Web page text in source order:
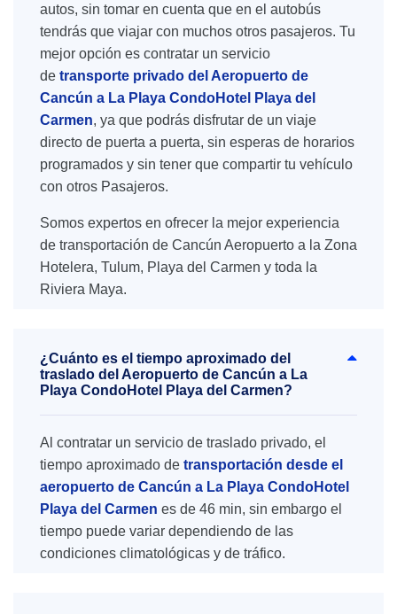
autos, sin tomar en cuenta que en el autobús
tendrás que viajar con muchos otros pasajeros. Tu
mejor opción es contratar un servicio
de transporte privado del Aeropuerto de
Cancún a La Playa CondoHotel Playa del
Carmen, ya que podrás disfrutar de un viaje
directo de puerta a puerta, sin esperas de horarios
programados y sin tener que compartir tu vehículo
con otros Pasajeros.
Somos expertos en ofrecer la mejor experiencia
de transportación de Cancún Aeropuerto a la Zona
Hotelera, Tulum, Playa del Carmen y toda la
Riviera Maya.
¿Cuánto es el tiempo aproximado del
traslado del Aeropuerto de Cancún a La
Playa CondoHotel Playa del Carmen?
Al contratar un servicio de traslado privado, el
tiempo aproximado de transportación desde el
aeropuerto de Cancún a La Playa CondoHotel
Playa del Carmen es de 46 min, sin embargo el
tiempo puede variar dependiendo de las
condiciones climatológicas y de tráfico.